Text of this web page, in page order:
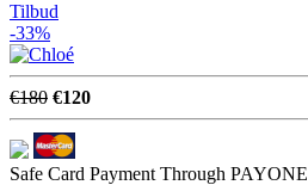
Tilbud
-33%
€180 €120
Safe Card Payment Through PAYONE